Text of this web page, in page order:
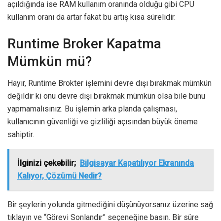
açıldığında ise RAM kullanım oranında olduğu gibi CPU
kullanım oranı da artar fakat bu artış kısa sürelidir.
Runtime Broker Kapatma
Mümkün mü?
Hayır, Runtime Brokter işlemini devre dışı bırakmak mümkün
değildir ki onu devre dışı bırakmak mümkün olsa bile bunu
yapmamalısınız. Bu işlemin arka planda çalışması,
kullanıcının güvenliği ve gizliliği açısından büyük öneme
sahiptir.
İlginizi çekebilir; Bilgisayar Kapatılıyor Ekranında
Kalıyor, Çözümü Nedir?
Bir şeylerin yolunda gitmediğini düşünüyorsanız üzerine sağ
tıklayın ve “Görevi Sonlandır” seçeneğine basın. Bir süre